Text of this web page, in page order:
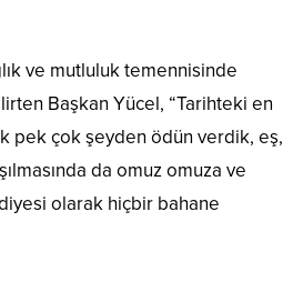
ve mutluluk temennisinde
Başkan Yücel, “Tarihteki en
pek çok şeyden ödün verdik, eş,
da omuz omuza ve
olarak hiçbir bahane